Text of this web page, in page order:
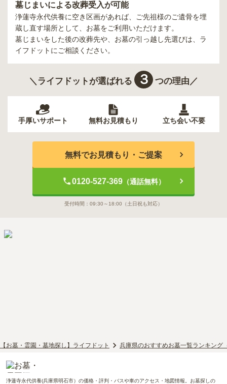
墓じまいによる改葬受入が可能
浄蓮寺永代供養に空き区画があれば、ご先祖様のご遺骨を埋
蔵し直す場所として、お墓をご利用いただけます。
墓じまいをした後の改葬先や、お墓の引っ越し先選びは、ラ
イフドットにご相談ください。
＼ライフドットが選ばれる ３ つの理由／
手厚いサポート 無料お見積もり 立ち会い不要
無料でお見積もり・ご提案
0120-527-369（通話無料）
受付時間： 09:30～18:00 （土日祝も対応）
【お墓・霊園・墓地探し】ライフドット 兵庫県のおすすめお墓一覧ランキング
浄蓮寺永代供養(兵庫県明石市）の価格・評判・バスや車のアクセス・地図情報。お墓探しの